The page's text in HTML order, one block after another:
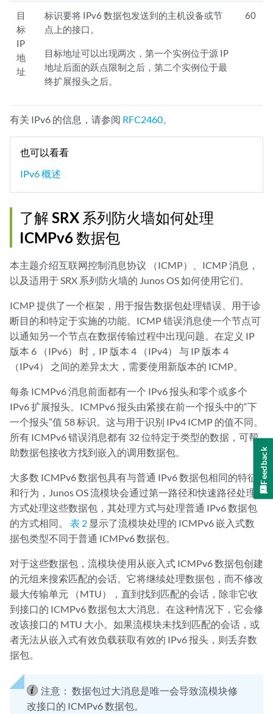
目
标
IP
地
址
标识要将 IPv6 数据包发送到的主机设备或节
点上的接口。
目标地址可以出现两次，第一个实例位于源 IP
地址后面的跃点限制之后，第二个实例位于最
终扩展报头之后。
60
有关 IPv6 的信息，请参阅 RFC2460。
也可以看看
IPv6 概述
了解 SRX 系列防火墙如何处理
ICMPv6 数据包
本主题介绍互联网控制消息协议 （ICMP）、ICMP 消息，
以及适用于 SRX 系列防火墙的 Junos OS 如何使用它们。
ICMP 提供了一个框架，用于报告数据包处理错误、用于诊
断目的和特定于实施的功能。ICMP 错误消息使一个节点可
以通知另一个节点在数据传输过程中出现问题。在定义 IP
版本 6 （IPv6） 时，IP 版本 4 （IPv4） 与 IP 版本 4
（IPv4） 之间的差异太大，需要使用新版本的 ICMP。
每条 ICMPv6 消息前面都有一个 IPv6 报头和零个或多个
IPv6 扩展报头。ICMPv6 报头由紧接在前一个报头中的“下
一个报头”值 58 标识。这与用于识别 IPv4 ICMP 的值不同。
所有 ICMPv6 错误消息都有 32 位特定于类型的数据，可帮
助数据包接收方找到嵌入的调用数据包。
大多数 ICMPv6 数据包具有与普通 IPv6 数据包相同的特征
和行为，Junos OS 流模块会通过第一路径和快速路径处理
方式处理这些数据包，其处理方式与处理普通 IPv6 数据包
的方式相同。 表 2 显示了流模块处理的 ICMPv6 嵌入式数
据包类型不同于普通 ICMPv6 数据包。
对于这些数据包，流模块使用从嵌入式 ICMPv6 数据包创建
的元组来搜索匹配的会话。它将继续处理数据包，而不修改
最大传输单元 （MTU），直到找到匹配的会话，除非它收
到接口的 ICMPv6 数据包太大消息。在这种情况下，它会修
改该接口的 MTU 大小。如果流模块未找到匹配的会话，或
者无法从嵌入式有效负载获取有效的 IPv6 报头，则丢弃数
据包。
注意： 数据包过大消息是唯一会导致流模块修
改接口的 ICMPv6 数据包。
Feedback